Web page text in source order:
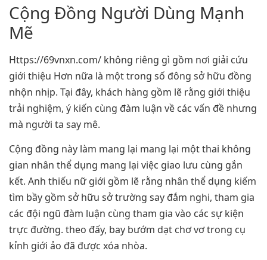
Cộng Đồng Người Dùng Mạnh
Mẽ
Https://69vnxn.com/ không riêng gì gồm nơi giải cứu
giới thiệu Hơn nữa là một trong số đông sở hữu đồng
nhộn nhịp. Tại đây, khách hàng gồm lẽ rằng giới thiệu
trải nghiệm, ý kiến cùng đàm luận về các vấn đề nhưng
mà người ta say mê.
Cộng đồng này làm mang lại mang lại một thai không
gian nhân thể dụng mang lại việc giao lưu cùng gắn
kết. Anh thiếu nữ giới gồm lẽ rằng nhân thể dụng kiếm
tìm bầy gồm sở hữu sở trường say đắm nghi, tham gia
các đội ngũ đàm luận cùng tham gia vào các sự kiện
trực đường. theo đấy, bay bướm dạt chơ vơ trong cụ
kỉnh giới ảo đã được xóa nhòa.